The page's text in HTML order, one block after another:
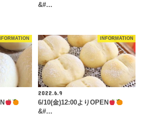
&#…
INFORMATION
2022.6.9
6/10(金)12:00よりOPEN
&#…